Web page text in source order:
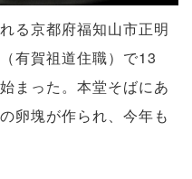
る京都府福知山市正明
有賀祖道住職）で13
まった。本堂そばにあ
卵塊が作られ、今年も